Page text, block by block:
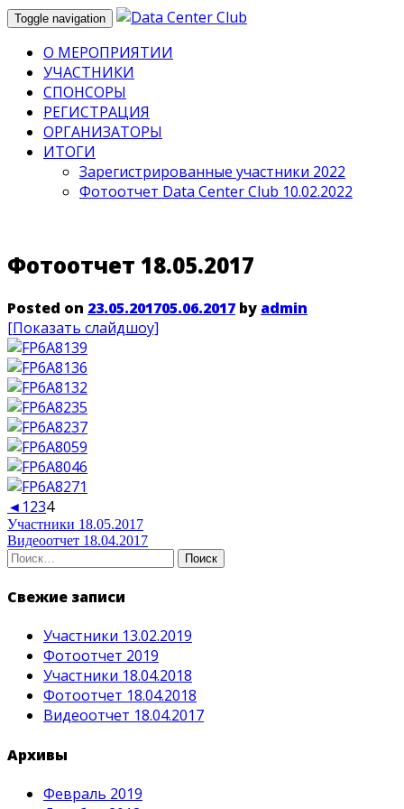
Toggle navigation
О МЕРОПРИЯТИИ
УЧАСТНИКИ
СПОНСОРЫ
РЕГИСТРАЦИЯ
ОРГАНИЗАТОРЫ
ИТОГИ
Зарегистрированные участники 2022
Фотоотчет Data Center Club 10.02.2022
Фотоотчет 18.05.2017
Posted on 23.05.201705.06.2017 by admin
[Показать слайдшоу]
◄ 1234
Навигация
по
записям
Участники 18.05.2017
Видеоотчет 18.04.2017
Найти:
Свежие записи
Участники 13.02.2019
Фотоотчет 2019
Участники 18.04.2018
Фотоотчет 18.04.2018
Видеоотчет 18.04.2017
Архивы
Февраль 2019